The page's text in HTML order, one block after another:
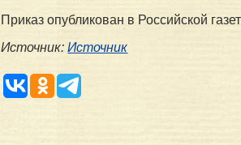
Приказ опубликован в Российской
Источник:Источник